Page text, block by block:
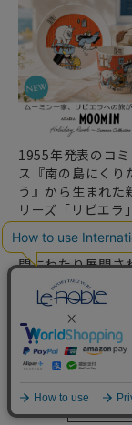
1955年発表のコミ
ス『南の島にくり
う』から生まれた
リーズ「リビエラ
地中海沿岸を旅す
ーミン一家の物語
間にわたり展開さ
その第1章「ホリデ
ッシュ」が登場しま
す